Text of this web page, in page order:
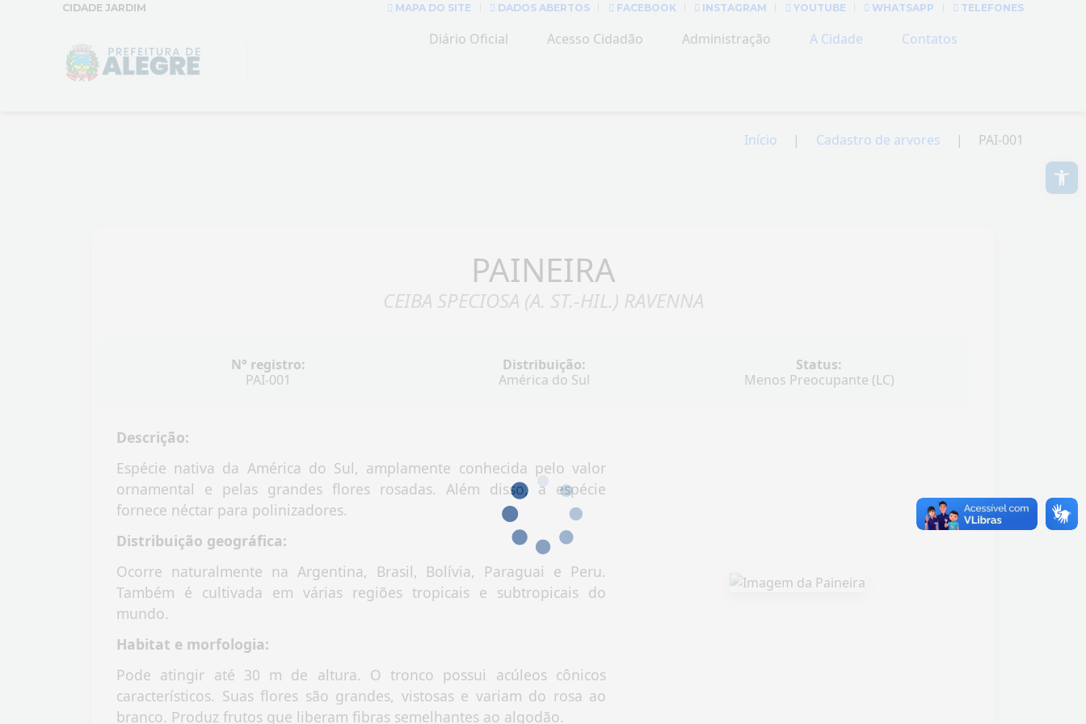
CIDADE JARDIM MAPA DO SITE DADOS ABERTOS FACEBOOK INSTAGRAM YOUTUBE WHATSAPP TELEFONES
Diário Oficial Acesso Cidadão Administração A Cidade Contatos
Início Cadastro de arvores PAI-001
PAINEIRA
CEIBA SPECIOSA (A. ST.-HIL.) RAVENNA
N° registro:
PAI-001
Distribuição:
América do Sul
Status:
Menos Preocupante (LC)
Descrição:
Espécie nativa da América do Sul, amplamente conhecida pelo valor
ornamental e pelas grandes flores rosadas. Além disso, a espécie
fornece néctar para polinizadores.
Distribuição geográfica:
Ocorre naturalmente na Argentina, Brasil, Bolívia, Paraguai e Peru.
Também é cultivada em várias regiões tropicais e subtropicais do
mundo.
Habitat e morfologia:
Pode atingir até 30 m de altura. O tronco possui acúleos cônicos
característicos. Suas flores são grandes, vistosas e variam do rosa ao
branco. Produz frutos que liberam fibras semelhantes ao algodão.
Abrir a barra de ferramentas